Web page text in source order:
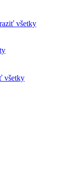
všetky
všetky